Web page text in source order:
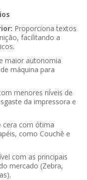
Proporciona textos
facilitando a
maior autonomia
máquina para
menores níveis de
da impressora e
cera com ótima
como Couchê e
com as principais
mercado (Zebra,